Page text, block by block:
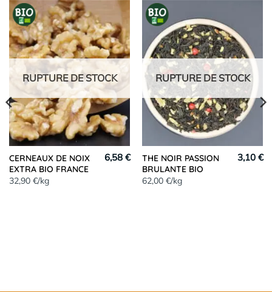
RUPTURE DE STOCK
CERNEAUX DE NOIX
EXTRA BIO FRANCE
32,90 €/kg
6,58 €
RUPTURE DE STOCK
THE NOIR PASSION
BRULANTE BIO
62,00 €/kg
3,10 €